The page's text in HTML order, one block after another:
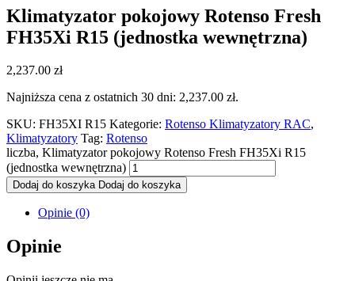
Klimatyzator pokojowy Rotenso Fresh
FH35Xi R15 (jednostka wewnętrzna)
2,237.00 zł
Najniższa cena z ostatnich 30 dni: 2,237.00 zł.
SKU: FH35XI R15 Kategorie: Rotenso Klimatyzatory RAC,
Klimatyzatory Tag: Rotenso
liczba, Klimatyzator pokojowy Rotenso Fresh FH35Xi R15
(jednostka wewnętrzna)
Dodaj do koszyka Dodaj do koszyka
Opinie (0)
Opinie